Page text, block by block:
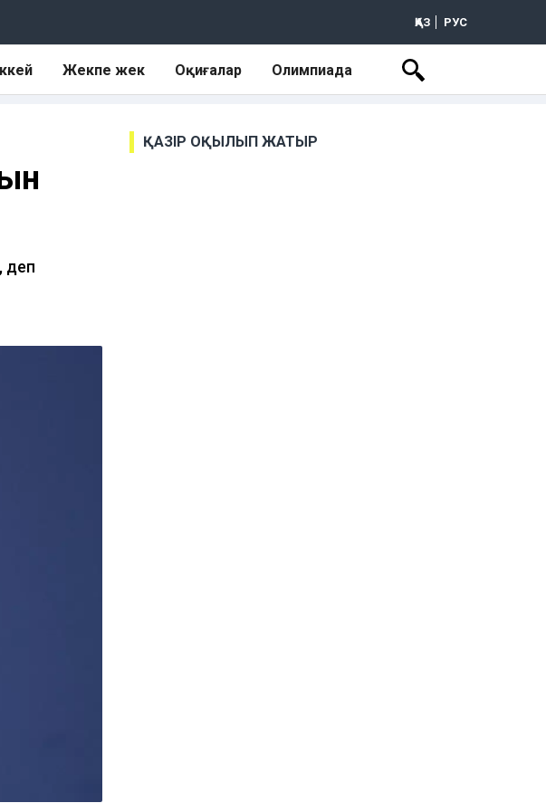
ҚАЗ РУС
Жекпе жек Оқиғалар Олимпиада
деп
ҚАЗІР ОҚЫЛЫП ЖАТЫР